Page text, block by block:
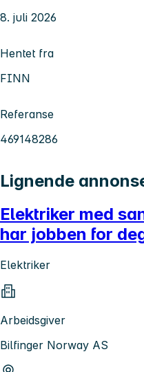
8. juli 2026
Hentet fra
FINN
Referanse
469148286
Lignende
Elektriker med
har jobben for
Elektriker
Arbeidsgiver
Bilfinger Norway AS